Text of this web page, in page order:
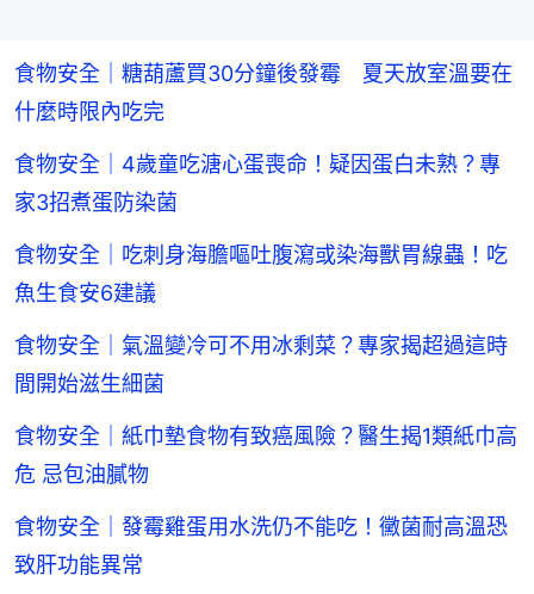
食物安全｜糖葫蘆買30分鐘後發霉 夏天放室溫要在
什麼時限內吃完
食物安全｜4歲童吃溏心蛋喪命！疑因蛋白未熟？專
家3招煮蛋防染菌
食物安全｜吃刺身海膽嘔吐腹瀉或染海獸胃線蟲！吃
魚生食安6建議
食物安全｜氣溫變冷可不用冰剩菜？專家揭超過這時
間開始滋生細菌
食物安全｜紙巾墊食物有致癌風險？醫生揭1類紙巾高
危 忌包油膩物
食物安全｜發霉雞蛋用水洗仍不能吃！黴菌耐高溫恐
致肝功能異常